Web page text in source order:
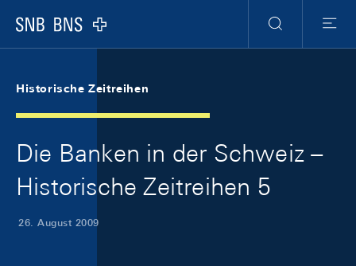
Logo
Suche
Menu
Historische Zeitreihen
Die Banken in der Schweiz –
Historische Zeitreihen 5
26. August 2009